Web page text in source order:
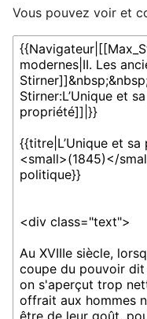
Vous pouvez voir et